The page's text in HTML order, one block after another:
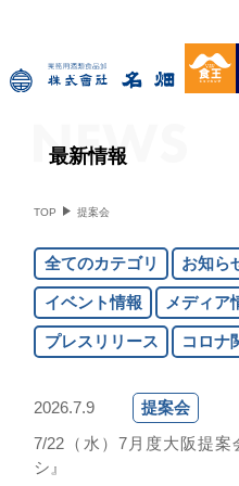
最新情報
TOP 提案会
全てのカテゴリ お知ら
イベント情報 メディア
プレスリリース コロナ
2026.7.9 提案会
7/22（水）7月度大阪提
シ』